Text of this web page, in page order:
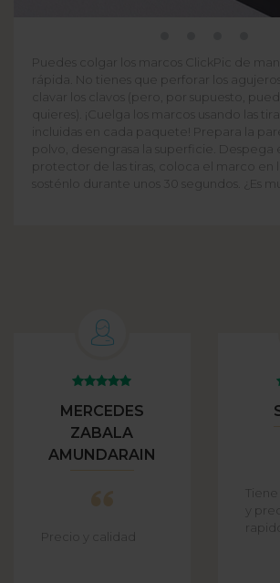
Puedes colgar los marcos ClickPic de
rápida. No tienes que perforar los
clavar los clavos (pero, por supuesto,
quieres). ¡Cuelga los marcos usando las
incluidas en cada paquete! Prepara la
polvo, desengrasa la superficie. Despega
protector de las tiras, coloca el marco en
sosténlo durante unos 30 segundos. ¿Es
MERCEDES
ZABALA
AMUNDARAIN
Precio y calidad
y
rapido.